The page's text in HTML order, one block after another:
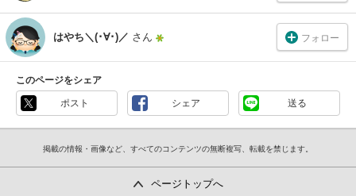
はやち＼(･∀･)／ さん フォロー
このページをシェア
ポスト シェア 送る
掲載の情報・画像など、すべてのコンテンツの無断複写、転載を禁じます。
ページトップへ